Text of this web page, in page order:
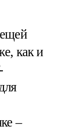
как и
–